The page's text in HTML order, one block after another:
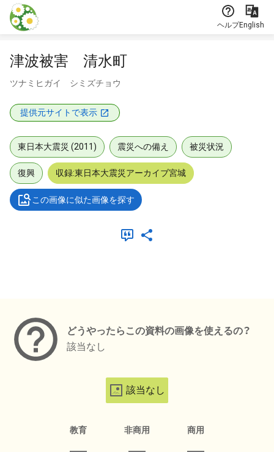
本文に飛ぶ
ヘルプEnglish
津波被害 清水町
ツナミヒガイ シミズチョウ
提供元サイトで表示
東日本大震災 (2011) 震災への備え 被災状況
復興 収録:東日本大震災アーカイブ宮城
この画像に似た画像を探す
どうやったらこの資料の画像を使えるの？
該当なし
該当なし
教育 非商用 商用